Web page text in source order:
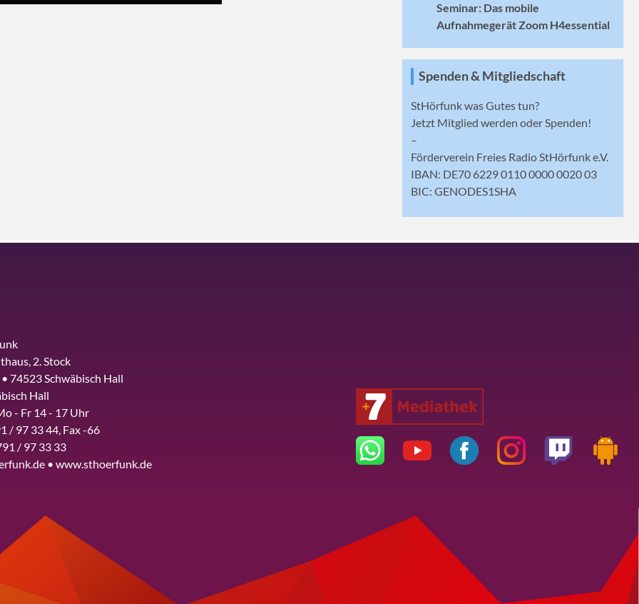
Seminar: Das mobile
Aufnahmegerät Zoom H4essential
Spenden & Mitgliedschaft
StHörfunk was Gutes tun?
Jetzt Mitglied werden oder Spenden!
–
Förderverein Freies Radio StHörfunk e.V.
IBAN: DE70 6229 0110 0000 0020 03
BIC: GENODES1SHA
2. Stock
74523 Schwäbisch Hall
Hall
- Fr 14 - 17 Uhr
/ 97 33 44, Fax -66
/ 97 33 33
• www.sthoerfunk.de